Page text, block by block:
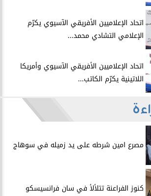
اتحاد الإعلاميين الأفريقي الآسيوي يكرّم
الإعلامي التشادي محمد...
اتحاد الإعلاميين الأفريقي الآسيوي وأمريكا
اللاتينية يكرّم الكاتب...
مصرع امين شرطه على يد زميله في سوهاج
​كنوز الفراعنة تتلألأ في سان فرانسيسكو